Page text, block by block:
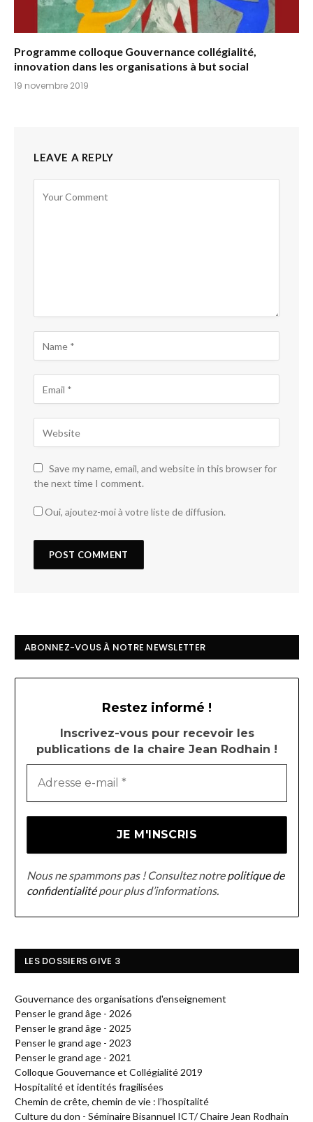
Programme colloque Gouvernance collégialité,
innovation dans les organisations à but social
19 novembre 2019
LEAVE A REPLY
Save my name, email, and website in this browser for
the next time I comment.
Oui, ajoutez-moi à votre liste de diffusion.
ABONNEZ-VOUS À NOTRE NEWSLETTER
Restez informé !
Inscrivez-vous pour recevoir les
publications de la chaire Jean Rodhain !
Nous ne spammons pas ! Consultez notrepolitique de
confidentialitépour plus d’informations.
LES DOSSIERS GIVE 3
Gouvernance des organisations d'enseignement
Penser le grand âge - 2026
Penser le grand âge - 2025
Penser le grand age - 2023
Penser le grand age - 2021
Colloque Gouvernance et Collégialité 2019
Hospitalité et identités fragilisées
Chemin de crête, chemin de vie : l’hospitalité
Culture du don - Séminaire Bisannuel ICT/ Chaire Jean Rodhain